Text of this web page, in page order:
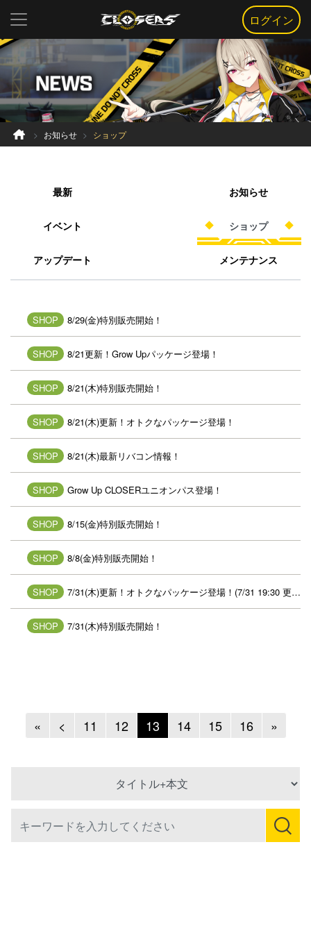
ログイン
お知らせ ショップ
最新 お知らせ
イベント ショップ
アップデート メンテナンス
SHOP 8/29(金)特別販売開始！
SHOP 8/21更新！Grow Upパッケージ登場！
SHOP 8/21(木)特別販売開始！
SHOP 8/21(木)更新！オトクなパッケージ登場！
SHOP 8/21(木)最新リバコン情報！
SHOP Grow Up CLOSERユニオンパス登場！
SHOP 8/15(金)特別販売開始！
SHOP 8/8(金)特別販売開始！
SHOP 7/31(木)更新！オトクなパッケージ登場！(7/31 19:30 更新)
SHOP 7/31(木)特別販売開始！
«Previous
< Previous
11 12 13 14 15 16 »